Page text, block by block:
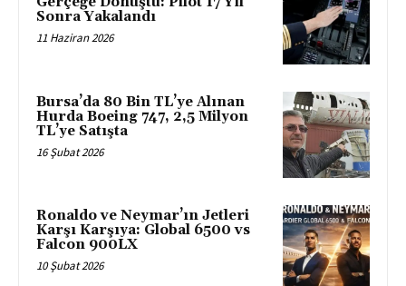
Sonra Yakalandı
11 Haziran 2026
Bursa’da 80 Bin TL’ye Alınan
Hurda Boeing 747, 2,5 Milyon
TL’ye Satışta
16 Şubat 2026
Ronaldo ve Neymar’ın Jetleri
Karşı Karşıya: Global 6500 vs
Falcon 900LX
10 Şubat 2026